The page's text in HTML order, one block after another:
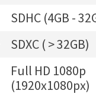
SDHC (4GB -
SDXC ( > 32GB)
Full HD 1080p
(1920x1080px)